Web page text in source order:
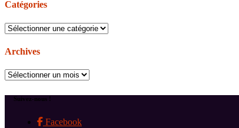
Catégories
Catégories
Archives
Archives
Suivez-nous !
Facebook